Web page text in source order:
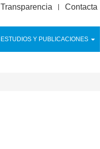
ESTUDIOS Y PUBLICACIONES
Transparencia Contacta